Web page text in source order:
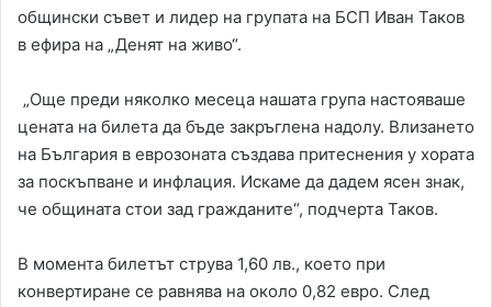
общински съвет и лидер на групата на БСП Иван Таков
в ефира на „Денят на живо“.
„Още преди няколко месеца нашата група настояваше
цената на билета да бъде закръглена надолу. Влизането
на България в еврозоната създава притеснения у хората
за поскъпване и инфлация. Искаме да дадем ясен знак,
че общината стои зад гражданите“, подчерта Таков.
В момента билетът струва 1,60 лв., което при
конвертиране се равнява на около 0,82 евро. След